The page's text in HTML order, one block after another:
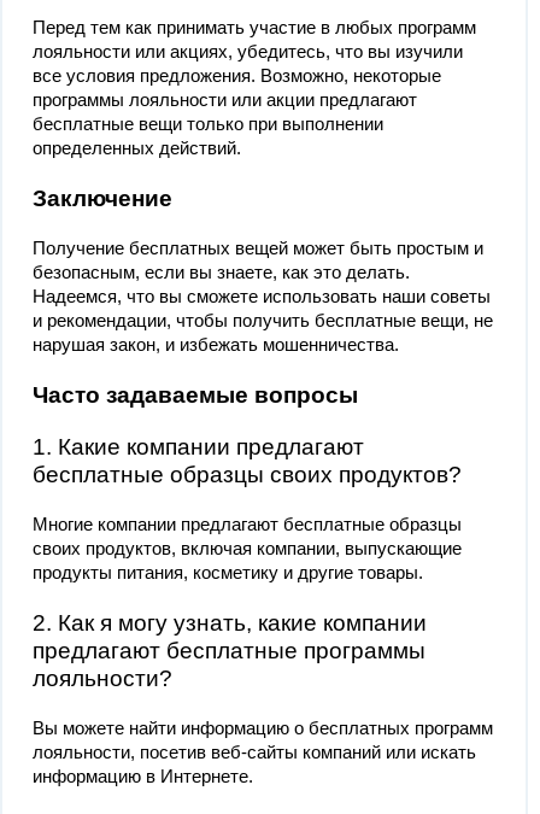
Перед тем как принимать участие в любых программ
лояльности или акциях, убедитесь, что вы изучили
все условия предложения. Возможно, некоторые
программы лояльности или акции предлагают
бесплатные вещи только при выполнении
определенных действий.
Заключение
Получение бесплатных вещей может быть простым и
безопасным, если вы знаете, как это делать.
Надеемся, что вы сможете использовать наши советы
и рекомендации, чтобы получить бесплатные вещи, не
нарушая закон, и избежать мошенничества.
Часто задаваемые вопросы
1. Какие компании предлагают
бесплатные образцы своих продуктов?
Многие компании предлагают бесплатные образцы
своих продуктов, включая компании, выпускающие
продукты питания, косметику и другие товары.
2. Как я могу узнать, какие компании
предлагают бесплатные программы
лояльности?
Вы можете найти информацию о бесплатных программ
лояльности, посетив веб-сайты компаний или искать
информацию в Интернете.